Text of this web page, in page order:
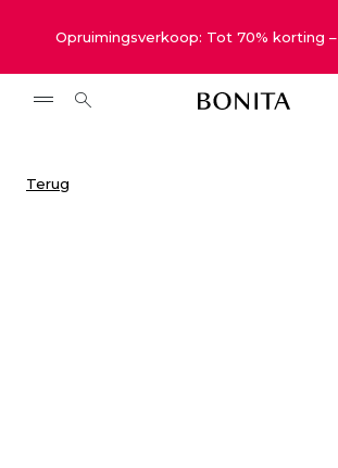
Opruimingsverkoop: Tot 70% korting –
Terug